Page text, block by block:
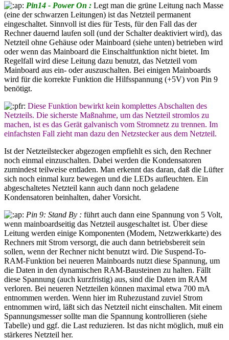
Pin14 - Power On : Legt man die grüne Leitung nach Masse
(eine der schwarzen Leitungen) ist das Netzteil permanent
eingeschaltet. Sinnvoll ist dies für Tests, für den Fall das der
Rechner dauernd laufen soll (und der Schalter deaktiviert wird), das
Netzteil ohne Gehäuse oder Mainboard (siehe unten) betrieben wird
oder wenn das Mainboard die Einschaltfunktion nicht bietet. Im
Regelfall wird diese Leitung dazu benutzt, das Netzteil vom
Mainboard aus ein- oder auszuschalten. Bei einigen Mainboards
wird für die korrekte Funktion die Hilfsspannung (+5V) von Pin 9
benötigt.
Diese Funktion bewirkt kein komplettes Abschalten des
Netzteils. Die sicherste Maßnahme, um das Netzteil stromlos zu
machen, ist es das Gerät galvanisch vom Stromnetz zu trennen. Im
einfachsten Fall zieht man dazu den Netzstecker aus dem Netzteil.
Ist der Netzteilstecker abgezogen empfiehlt es sich, den Rechner
noch einmal einzuschalten. Dabei werden die Kondensatoren
zumindest teilweise entladen. Man erkennt das daran, daß die Lüfter
sich noch einmal kurz bewegen und die LEDs aufleuchten. Ein
abgeschaltetes Netzteil kann auch dann noch geladene
Kondensatoren beinhalten, daher Vorsicht.
Pin 9: Stand By : führt auch dann eine Spannung von 5 Volt,
wenn mainboardseitig das Netzteil ausgeschaltet ist. Über diese
Leitung werden einige Komponenten (Modem, Netzwerkkarte) des
Rechners mit Strom versorgt, die auch dann betriebsbereit sein
sollen, wenn der Rechner nicht benutzt wird. Die Suspend-To-
RAM-Funktion bei neueren Mainboards nutzt diese Spannung, um
die Daten in den dynamischen RAM-Bausteinen zu halten. Fällt
diese Spannung (auch kurzfristig) aus, sind die Daten im RAM
verloren. Bei neueren Netzteilen können maximal etwa 700 mA
entnommen werden. Wenn hier im Ruhezustand zuviel Strom
entnommen wird, läßt sich das Netzteil nicht einschalten. Mit einem
Spannungsmesser sollte man die Spannung kontrollieren (siehe
Tabelle) und ggf. die Last reduzieren. Ist das nicht möglich, muß ein
stärkeres Netzteil her.